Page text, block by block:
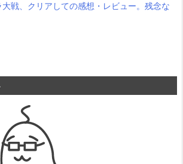
大戦、クリアしての感想・レビュー。残念な